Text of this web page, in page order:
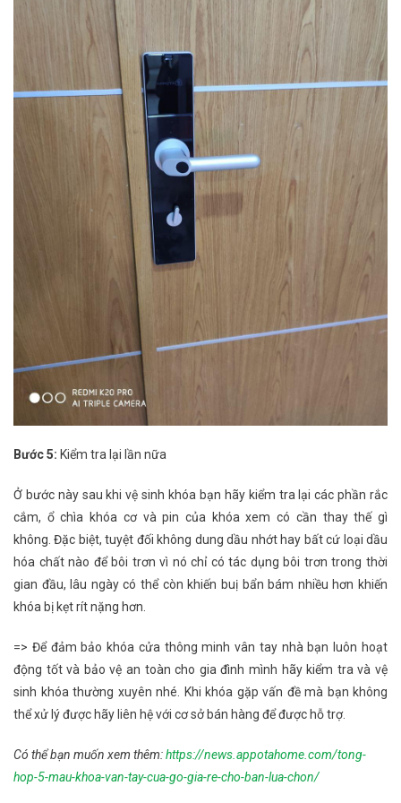
Bước 5: Kiểm tra lại lần nữa
Ở bước này sau khi vệ sinh khóa bạn hãy kiểm tra lại các phần rắc
cắm, ổ chìa khóa cơ và pin của khóa xem có cần thay thế gì
không. Đặc biệt, tuyệt đối không dung dầu nhớt hay bất cứ loại dầu
hóa chất nào để bôi trơn vì nó chỉ có tác dụng bôi trơn trong thời
gian đầu, lâu ngày có thể còn khiến buị bẩn bám nhiều hơn khiến
khóa bị kẹt rít nặng hơn.
=> Để đảm bảo khóa cửa thông minh vân tay nhà bạn luôn hoạt
động tốt và bảo vệ an toàn cho gia đình mình hãy kiểm tra và vệ
sinh khóa thường xuyên nhé. Khi khóa gặp vấn đề mà bạn không
thể xử lý được hãy liên hệ với cơ sở bán hàng để được hỗ trợ.
Có thể bạn muốn xem thêm:https://news.appotahome.com/tong-
hop-5-mau-khoa-van-tay-cua-go-gia-re-cho-ban-lua-chon/